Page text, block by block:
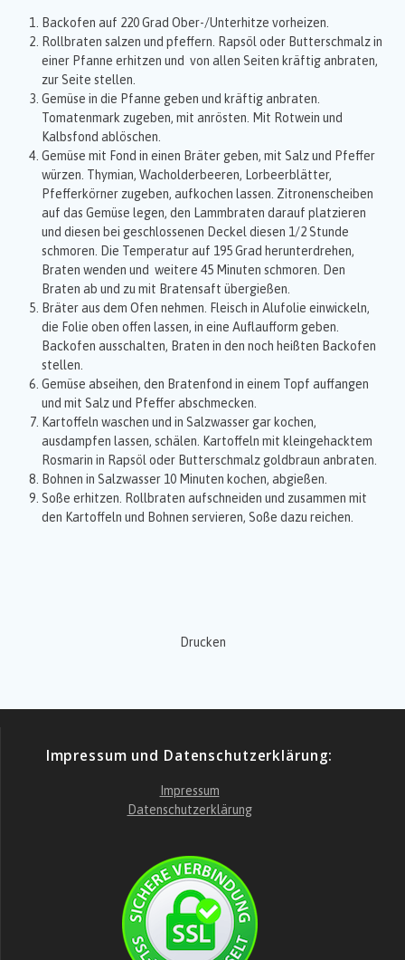
Backofen auf 220 Grad Ober-/Unterhitze vorheizen.
Rollbraten salzen und pfeffern. Rapsöl oder Butterschmalz in
einer Pfanne erhitzen und von allen Seiten kräftig anbraten,
zur Seite stellen.
Gemüse in die Pfanne geben und kräftig anbraten.
Tomatenmark zugeben, mit anrösten. Mit Rotwein und
Kalbsfond ablöschen.
Gemüse mit Fond in einen Bräter geben, mit Salz und Pfeffer
würzen. Thymian, Wacholderbeeren, Lorbeerblätter,
Pfefferkörner zugeben, aufkochen lassen. Zitronenscheiben
auf das Gemüse legen, den Lammbraten darauf platzieren
und diesen bei geschlossenen Deckel diesen 1/2 Stunde
schmoren. Die Temperatur auf 195 Grad herunterdrehen,
Braten wenden und weitere 45 Minuten schmoren. Den
Braten ab und zu mit Bratensaft übergießen.
Bräter aus dem Ofen nehmen. Fleisch in Alufolie einwickeln,
die Folie oben offen lassen, in eine Auflaufform geben.
Backofen ausschalten, Braten in den noch heißten Backofen
stellen.
Gemüse abseihen, den Bratenfond in einem Topf auffangen
und mit Salz und Pfeffer abschmecken.
Kartoffeln waschen und in Salzwasser gar kochen,
ausdampfen lassen, schälen. Kartoffeln mit kleingehacktem
Rosmarin in Rapsöl oder Butterschmalz goldbraun anbraten.
Bohnen in Salzwasser 10 Minuten kochen, abgießen.
Soße erhitzen. Rollbraten aufschneiden und zusammen mit
den Kartoffeln und Bohnen servieren, Soße dazu reichen.
Drucken
Impressum und Datenschutzerklärung:
Impressum
Datenschutzerklärung